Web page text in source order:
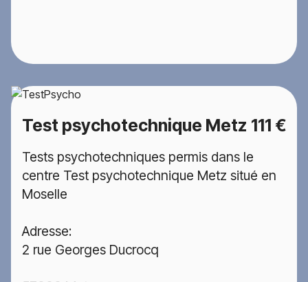
Test psychotechnique Metz 111 €
Tests psychotechniques permis dans le
centre Test psychotechnique Metz situé en
Moselle
Adresse:
2 rue Georges Ducrocq